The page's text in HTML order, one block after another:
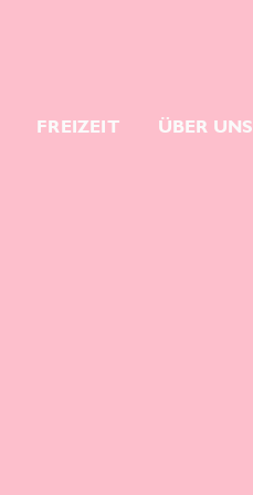
FREIZEIT ÜBER UNS